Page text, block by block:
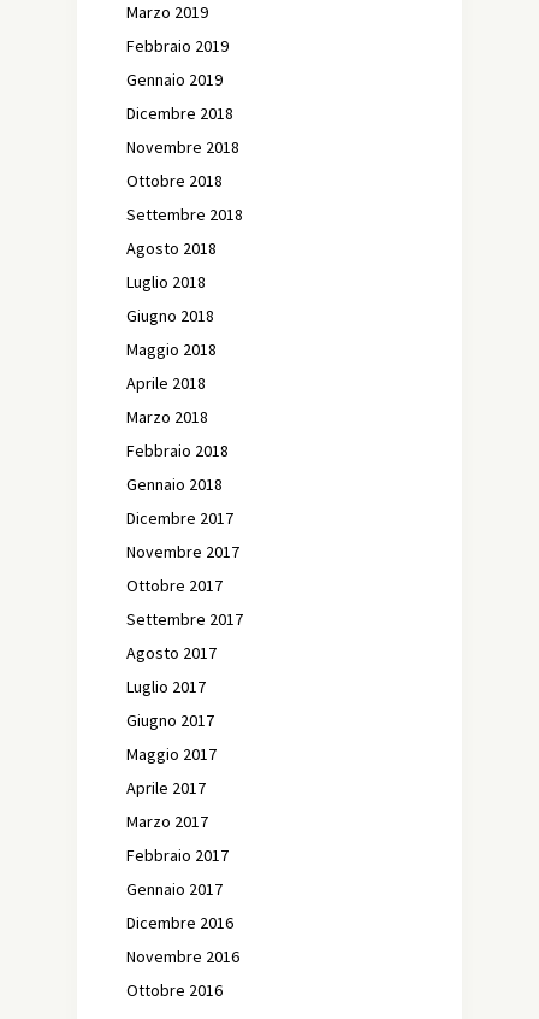
Marzo 2019
Febbraio 2019
Gennaio 2019
Dicembre 2018
Novembre 2018
Ottobre 2018
Settembre 2018
Agosto 2018
Luglio 2018
Giugno 2018
Maggio 2018
Aprile 2018
Marzo 2018
Febbraio 2018
Gennaio 2018
Dicembre 2017
Novembre 2017
Ottobre 2017
Settembre 2017
Agosto 2017
Luglio 2017
Giugno 2017
Maggio 2017
Aprile 2017
Marzo 2017
Febbraio 2017
Gennaio 2017
Dicembre 2016
Novembre 2016
Ottobre 2016